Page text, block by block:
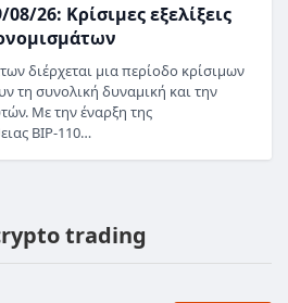
26: Κρίσιμες εξελίξεις
διέρχεται μια περίοδο κρίσιμων
τη συνολική δυναμική και την
Με την έναρξη της
BIP-110…
trading